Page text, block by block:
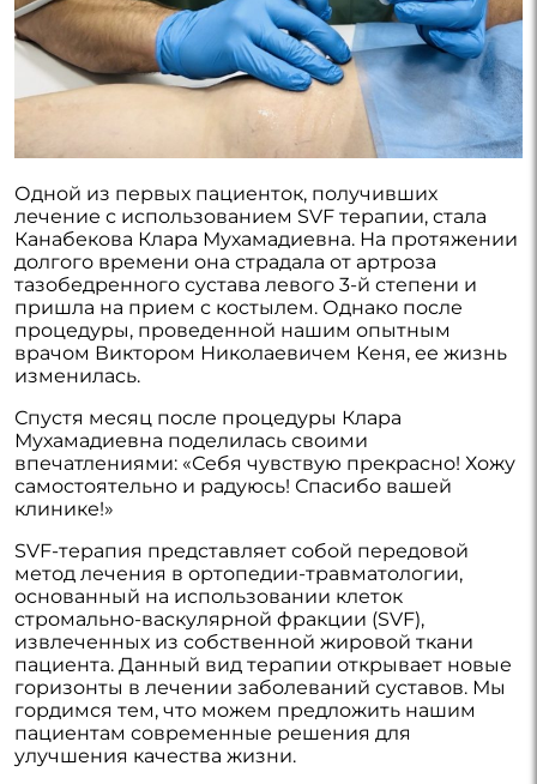
Одной из первых пациенток, получивших
лечение с использованием SVF терапии, стала
Канабекова Клара Мухамадиевна. На протяжении
долгого времени она страдала от артроза
тазобедренного сустава левого 3-й степени и
пришла на прием с костылем. Однако после
процедуры, проведенной нашим опытным
врачом Виктором Николаевичем Кеня, ее жизнь
изменилась.
Спустя месяц после процедуры Клара
Мухамадиевна поделилась своими
впечатлениями: «Себя чувствую прекрасно! Хожу
самостоятельно и радуюсь! Спасибо вашей
клинике!»
SVF-терапия представляет собой передовой
метод лечения в ортопедии-травматологии,
основанный на использовании клеток
стромально-васкулярной фракции (SVF),
извлеченных из собственной жировой ткани
пациента. Данный вид терапии открывает новые
горизонты в лечении заболеваний суставов. Мы
гордимся тем, что можем предложить нашим
пациентам современные решения для
улучшения качества жизни.